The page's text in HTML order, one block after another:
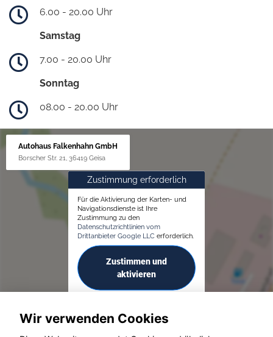
6.00 - 20.00 Uhr
Samstag
7.00 - 20.00 Uhr
Sonntag
08.00 - 20.00 Uhr
Autohaus Falkenhahn GmbH
Borscher Str. 21, 36419 Geisa
Zustimmung erforderlich
Für die Aktivierung der Karten- und
Navigationsdienste ist Ihre
Zustimmung zu den
Datenschutzrichtlinien vom
Drittanbieter Google LLC erforderlich.
Zustimmen und
aktivieren
Wir verwenden Cookies